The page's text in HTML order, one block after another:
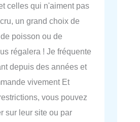
celles qui n'aiment pas
un grand choix de
poisson ou de
régalera ! Je fréquente
depuis des années et
vivement Et
vous pouvez
sur leur site ou par